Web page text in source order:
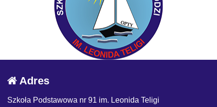
Adres
Szkoła Podstawowa nr 91 im. Leonida Teligi